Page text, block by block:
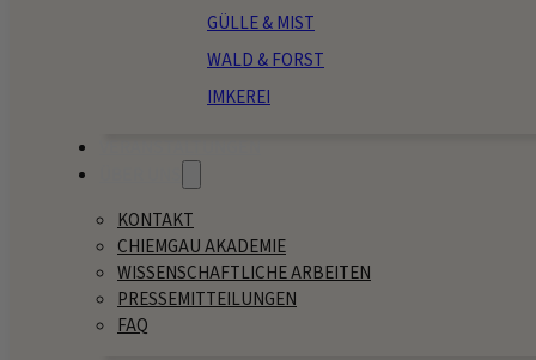
GÜLLE & MIST
WALD & FORST
IMKEREI
KONTAKT
CHIEMGAU AKADEMIE
WISSENSCHAFTLICHE ARBEITEN
PRESSEMITTEILUNGEN
FAQ